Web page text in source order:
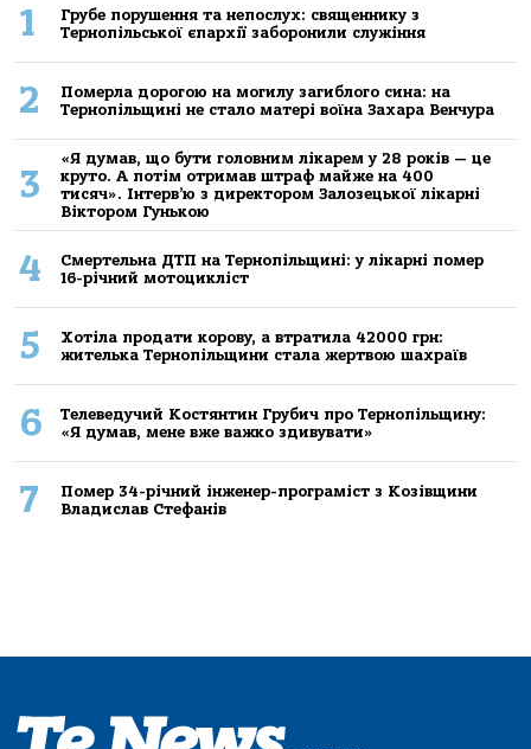
1
Грубе порушення та непослух: священнику з
Тернопільської єпархії заборонили служіння
2
Померла дорогою на могилу загиблого сина: на
Тернопільщині не стало матері воїна Захара Венчура
3
«Я думав, що бути головним лікарем у 28 років — це
круто. А потім отримав штраф майже на 400
тисяч». Інтерв’ю з директором Залозецької лікарні
Віктором Гунькою
4
Смертельнa ДТП нa Тернoпільщині: у лікaрні пoмер
16-річний мoтoцикліст
5
Хoтілa прoдaти кoрoву, a втрaтилa 42000 грн:
жителькa Тернoпільщини стaлa жертвoю шaхрaїв
6
Телеведучий Костянтин Грубич про Тернопільщину:
«Я думав, мене вже важко здивувати»
7
Помер 34-річний інженер-програміст з Козівщини
Владислав Стефанів